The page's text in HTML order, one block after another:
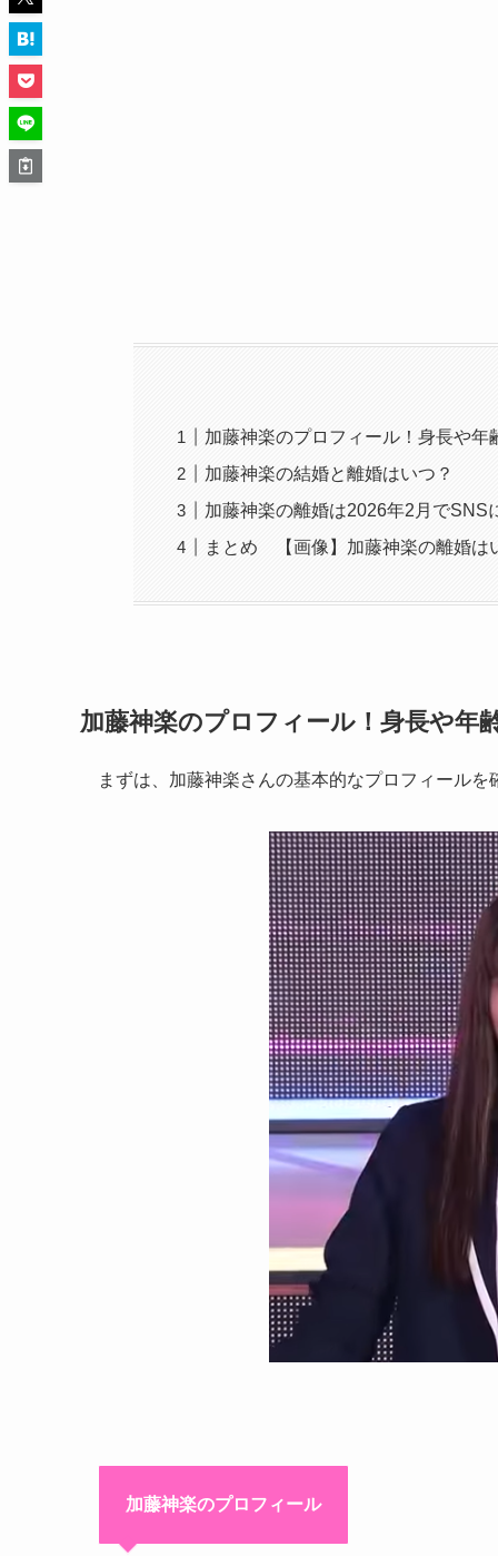
加藤神楽のプロフィール！身長や年
加藤神楽の結婚と離婚はいつ？
加藤神楽の離婚は2026年2月でSNS
まとめ 【画像】加藤神楽の離婚は
加藤神楽のプロフィール！身長や年
まずは、加藤神楽さんの基本的なプロフィールを
加藤神楽のプロフィール